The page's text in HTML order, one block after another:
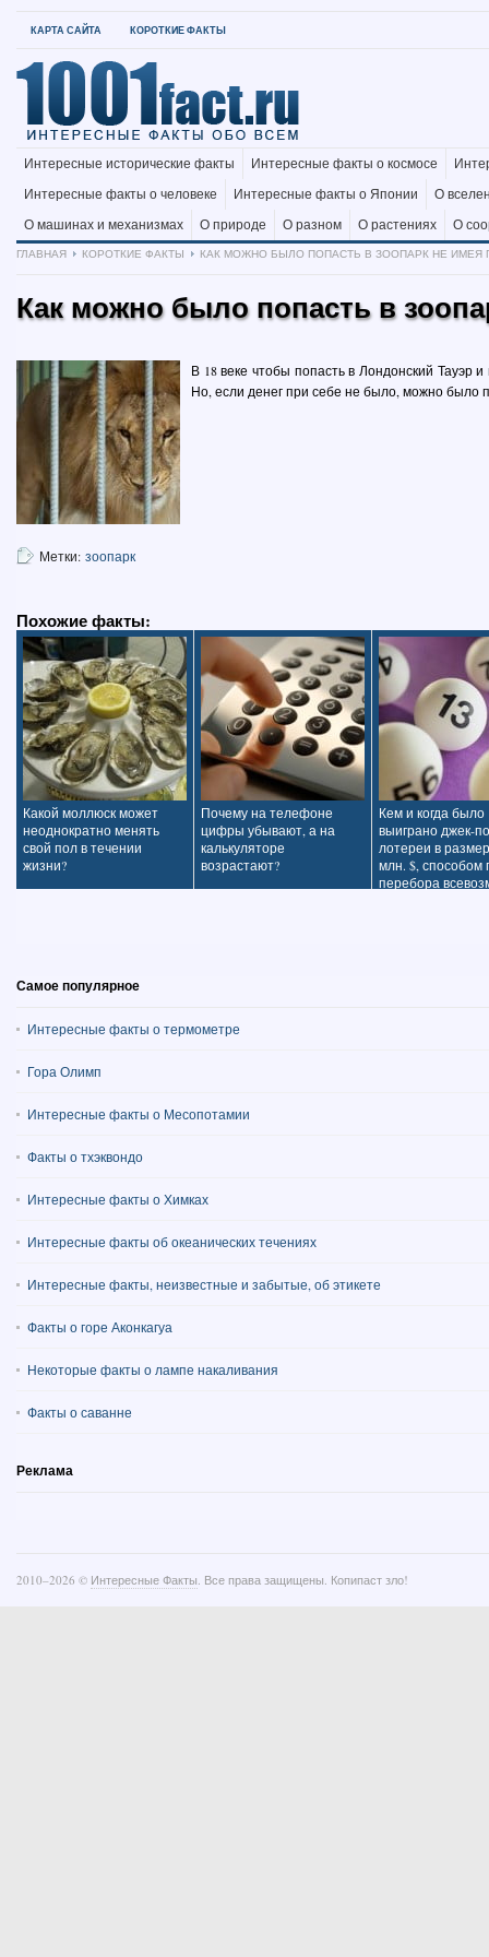
КАРТА САЙТА КОРОТКИЕ ФАКТЫ
Интересные исторические факты Интересные факты о космосе
Интересные факты о человеке
Интересные факты о Японии
О
О машинах и механизмах
О природе О разном О растениях
О
ГЛАВНАЯ
КОРОТКИЕ ФАКТЫ КАК МОЖНО БЫЛО ПОПАСТЬ В ЗООПАРК НЕ ИМЕЯ
Как можно было попасть в
В 18 веке чтобы попасть в Лондонский Тауэр
Но, если денег при себе не было, можно было
Метки: зоопарк
Похожие факты:
Какой моллюск может
неоднократно менять
свой пол в течении
жизни?
Почему на телефоне
цифры убывают, а на
калькуляторе
возрастают?
Кем и когда было
выиграно джек-
лотереи в
млн. $, способом
перебора
Самое популярное
Интересные факты о термометре
Гора Олимп
Интересные факты о Месопотамии
Факты о тхэквондо
Интересные факты о Химках
Интересные факты об океанических течениях
Интересные факты, неизвестные и забытые, об этикете
Факты о горе Аконкагуа
Некоторые факты о лампе накаливания
Факты о саванне
Реклама
2010–2026 © Интересные Факты. Все права защищены. Копипаст зло!